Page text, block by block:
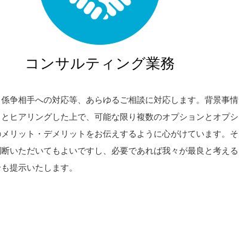
コンサルティング業務
争相手への対応等、あらゆるご相談に対応します。背景事情
ヒアリングした上で、可能な限り複数のオプションとオプシ
メリット・デメリットをお伝えするように心がけています。そ
いただいてもよいですし、必要であれば我々が最良と考える
提示いたします。